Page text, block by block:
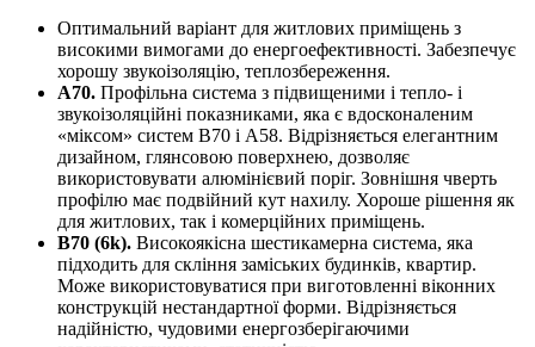
Оптимальний варіант для житлових приміщень з
високими вимогами до енергоефективності. Забезпечує
хорошу звукоізоляцію, теплозбереження.
А70. Профільна система з підвищеними і тепло- і
звукоізоляційні показниками, яка є вдосконаленим
«міксом» систем B70 і А58. Відрізняється елегантним
дизайном, глянсовою поверхнею, дозволяє
використовувати алюмінієвий поріг. Зовнішня чверть
профілю має подвійний кут нахилу. Хороше рішення як
для житлових, так і комерційних приміщень.
В70 (6k). Високоякісна шестикамерна система, яка
підходить для скління заміських будинків, квартир.
Може використовуватися при виготовленні віконних
конструкцій нестандартної форми. Відрізняється
надійністю, чудовими енергозберігаючими